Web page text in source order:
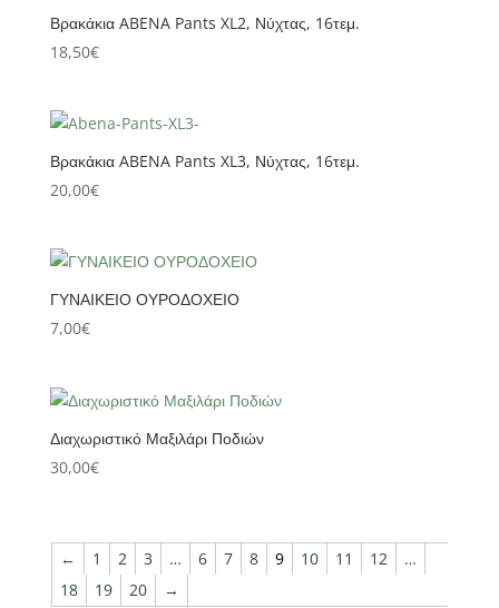
Βρακάκια ABENA Pants XL2, Νύχτας, 16τεμ.
18,50€
Βρακάκια ABENA Pants XL3, Νύχτας, 16τεμ.
20,00€
ΓΥΝΑΙΚΕΙΟ ΟΥΡΟΔΟΧΕΙΟ
7,00€
Διαχωριστικό Μαξιλάρι Ποδιών
30,00€
← 1 2 3 … 6 7 8 9 10 11 12
…
18
19 20 →